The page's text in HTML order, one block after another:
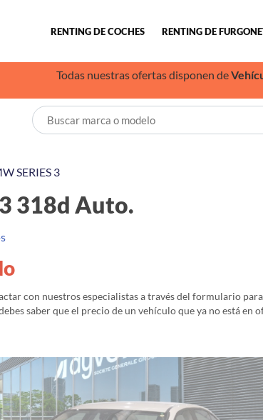
RENTING DE COCHES RENTING DE
Todas nuestras ofertas disponen de
SERIES 3
318d Auto.
con nuestros especialistas a través del formulario
saber que el precio de un vehículo que ya no está en